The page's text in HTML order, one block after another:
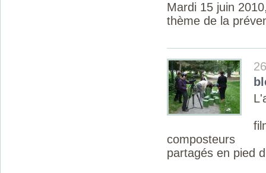
Mardi 15 juin
thème de la
composteurs
partagés en pied